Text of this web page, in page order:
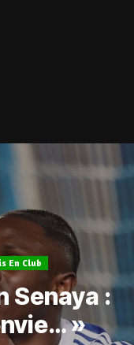
En Club
Senaya :
»